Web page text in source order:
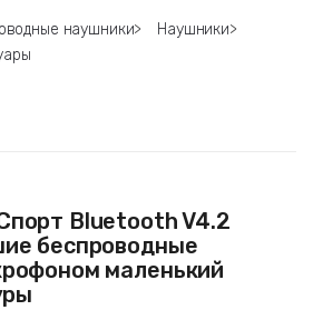
наушники> Наушники>
Bluetooth V4.2
беспроводные
маленький